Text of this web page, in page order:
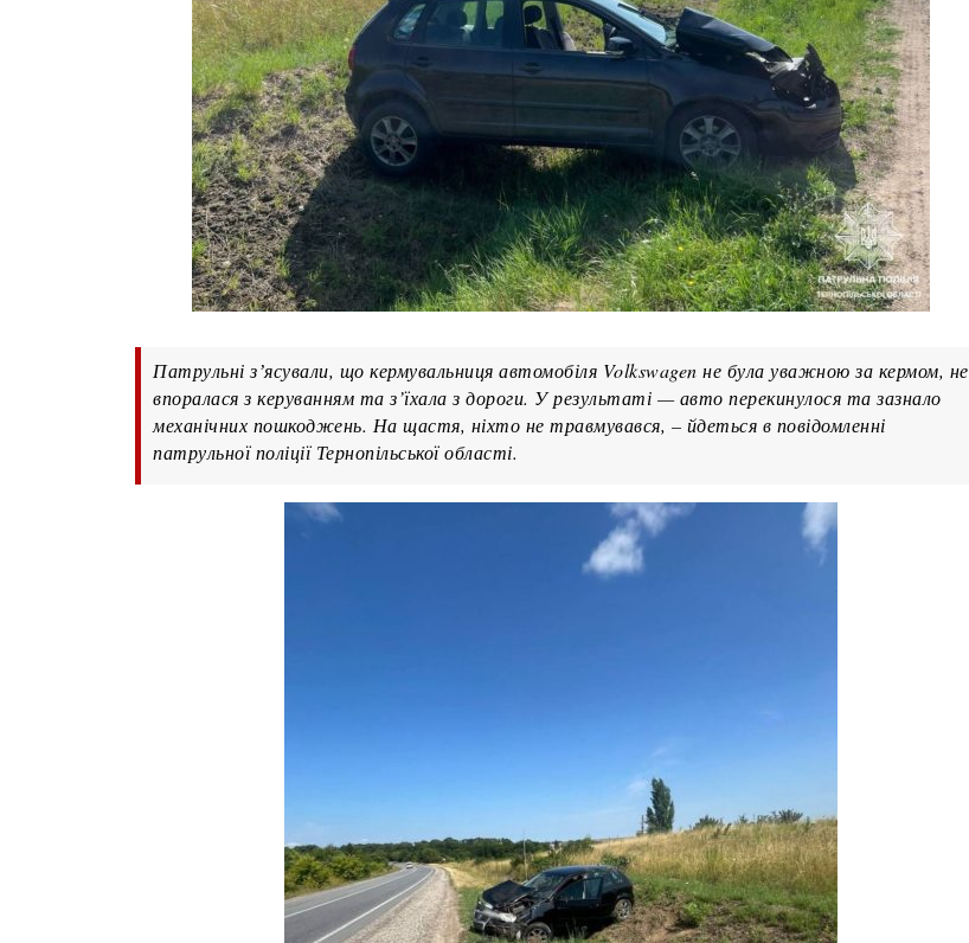
Патрульні зʼясували, що кермувальниця автомобіля Volkswagen не була уважною за кермом, не
впоралася з керуванням та з’їхала з дороги. У результаті — авто перекинулося та зазнало
механічних пошкоджень. На щастя, ніхто не травмувався, – йдеться в повідомленні
патрульної поліції Тернопільської області.